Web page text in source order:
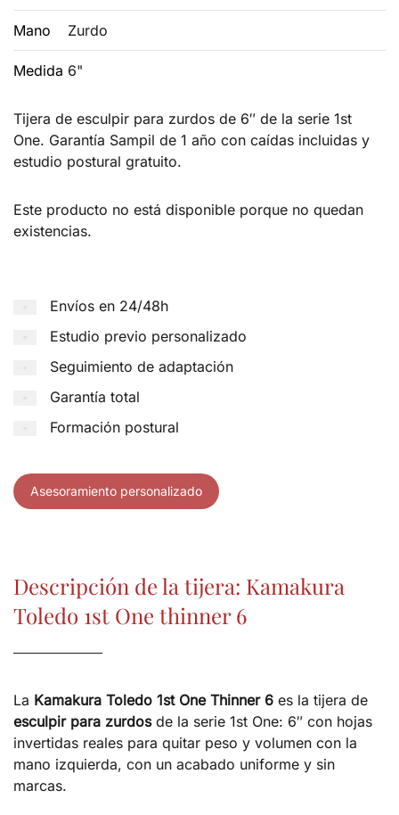
Mano Zurdo
Medida 6"
Tijera de esculpir para zurdos de 6″ de la serie 1st
One. Garantía Sampil de 1 año con caídas incluidas y
estudio postural gratuito.
Este producto no está disponible porque no quedan
existencias.
Envíos en 24/48h
Estudio previo personalizado
Seguimiento de adaptación
Garantía total
Formación postural
Asesoramiento personalizado
Descripción de la tijera: Kamakura
Toledo 1st One thinner 6
La Kamakura Toledo 1st One Thinner 6 es la tijera de
esculpir para zurdosde la serie 1st One: 6″ con hojas
invertidas reales para quitar peso y volumen con la
mano izquierda, con un acabado uniforme y sin
marcas.